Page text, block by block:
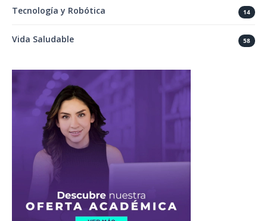
Tecnología y Robótica 14
Vida Saludable 58